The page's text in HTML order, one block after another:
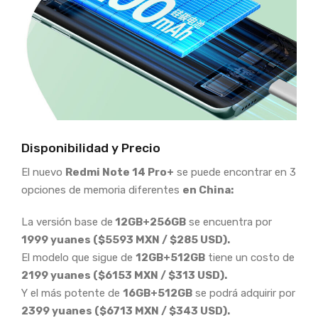
Disponibilidad y Precio
El nuevo Redmi Note 14 Pro+ se puede encontrar en 3
opciones de memoria diferentes en China:
La versión base de 12GB+256GB se encuentra por
1999 yuanes ($5593 MXN / $285 USD).
El modelo que sigue de 12GB+512GB tiene un costo de
2199 yuanes ($6153 MXN / $313 USD).
Y el más potente de 16GB+512GB se podrá adquirir por
2399 yuanes ($6713 MXN / $343 USD).